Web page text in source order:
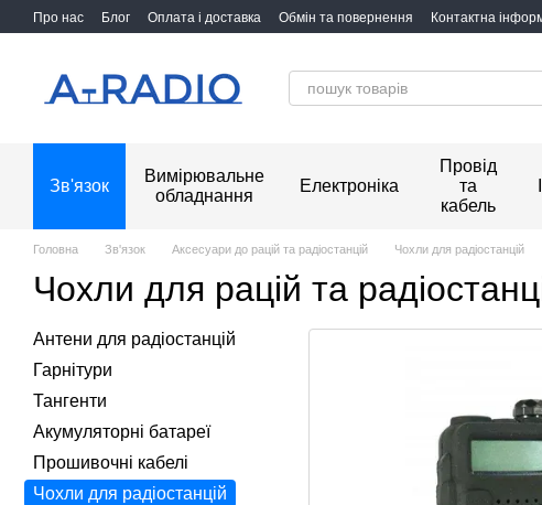
Перейти до основного контенту
Про нас Блог Оплата і доставка Обмін та повернення Контактна
Зв'язок
Вимірювальне
обладнання
Електроніка
Провід
та
кабель
Головна Зв'язок Аксесуари до рацій та радіостанцій Чохли для радіостанцій
Чохли для рацій та
Антени для радіостанцій
Гарнітури
Тангенти
Акумуляторні батареї
Прошивочні кабелі
Чохли для радіостанцій